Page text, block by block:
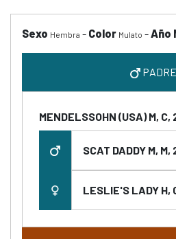
Sexo Hembra - Color Mulato -Año
PADRE
MENDELSSOHN (USA) M, C,
SCAT DADDY M,
LESLIE'S LADY H,